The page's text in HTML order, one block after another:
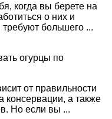
когда вы берете на
о них и
большего ...
огурцы по
от правильности
консервации, а также
Но если вы ...